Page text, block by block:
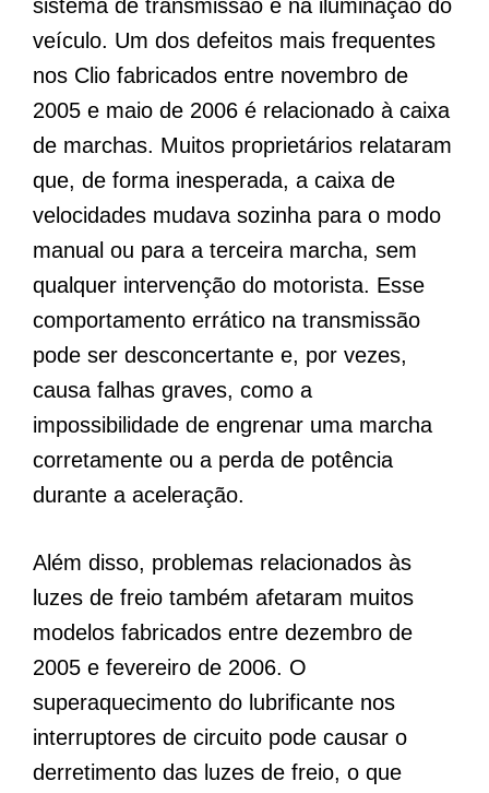
sistema de transmissão e na iluminação do
veículo. Um dos defeitos mais frequentes
nos Clio fabricados entre novembro de
2005 e maio de 2006 é relacionado à caixa
de marchas. Muitos proprietários relataram
que, de forma inesperada, a caixa de
velocidades mudava sozinha para o modo
manual ou para a terceira marcha, sem
qualquer intervenção do motorista. Esse
comportamento errático na transmissão
pode ser desconcertante e, por vezes,
causa falhas graves, como a
impossibilidade de engrenar uma marcha
corretamente ou a perda de potência
durante a aceleração.
Além disso, problemas relacionados às
luzes de freio também afetaram muitos
modelos fabricados entre dezembro de
2005 e fevereiro de 2006. O
superaquecimento do lubrificante nos
interruptores de circuito pode causar o
derretimento das luzes de freio, o que